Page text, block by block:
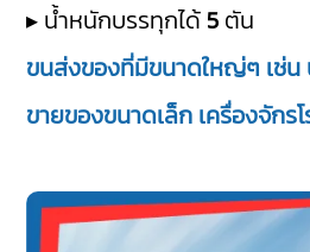
▸ น้ำหนักบรรทุกได้ 5 ตัน
ขนส่งของที่มีขนาดใหญ่ๆ เช่น
ขายของขนาดเล็ก เครื่องจักร